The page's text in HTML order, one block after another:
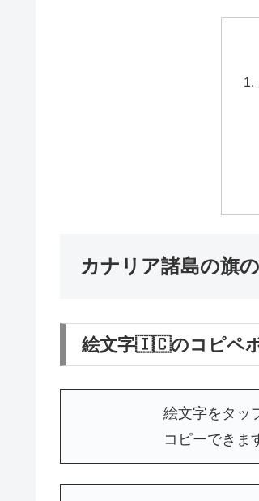
カナリア諸島の旗
絵文字🇮🇨のコピペ
絵文字をタッ
コピーできま